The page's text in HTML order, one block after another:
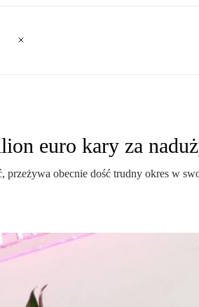
euro kary za
obecnie dość trudny okres w